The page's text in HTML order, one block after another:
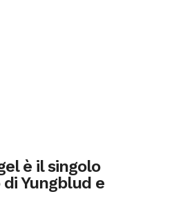
è il singolo
Yungblud e